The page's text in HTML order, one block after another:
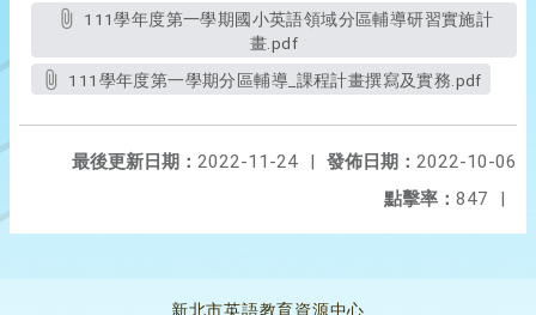
畫.pdf
111學年度第一學期分區輔導_課程計畫撰寫及實務.pdf
發佈日期： 2022-10-06
最後更新日期： 2022-11-24
|
點擊率： 847 |
新北市英語教育資源中心